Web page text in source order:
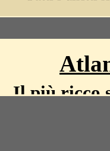
Il più ricco